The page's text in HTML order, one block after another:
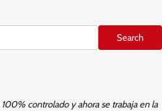
Search
controlado y ahora se trabaja en la